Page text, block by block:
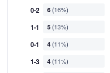
0-2 6 (16%)
1-1 5 (13%)
0-1 4 (11%)
1-3 4 (11%)